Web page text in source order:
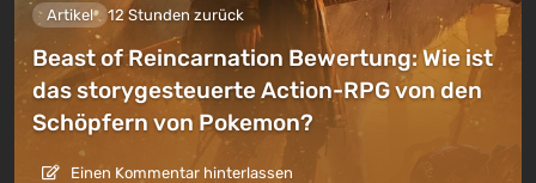
Artikel 12 Stunden zurück
Beast of Reincarnation Bewertung: Wie ist
das storygesteuerte Action-RPG von den
Schöpfern von Pokemon?
Einen Kommentar hinterlassen